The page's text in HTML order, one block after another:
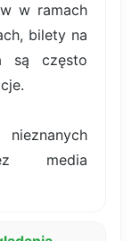
w ramach
bilety na
są często
media